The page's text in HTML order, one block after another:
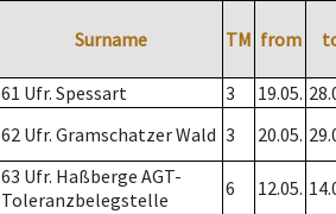
Surname TM from
61 Ufr. Spessart 3 19.05.
62 Ufr. Gramschatzer Wald 3 20.05.
63 Ufr. Haßberge AGT-
Toleranzbelegstelle
6 12.05.